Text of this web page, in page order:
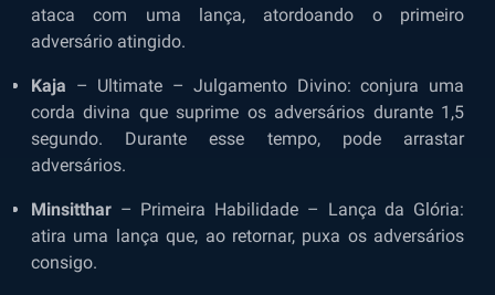
ataca com uma lança, atordoando o primeiro
adversário atingido.
Kaja – Ultimate – Julgamento Divino: conjura uma
corda divina que suprime os adversários durante 1,5
segundo. Durante esse tempo, pode arrastar
adversários.
Minsitthar – Primeira Habilidade – Lança da Glória:
atira uma lança que, ao retornar, puxa os adversários
consigo.